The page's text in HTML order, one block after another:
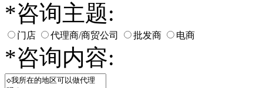
*咨询主题:
门店 代理商/商贸公司 批发商 电商
*咨询内容: